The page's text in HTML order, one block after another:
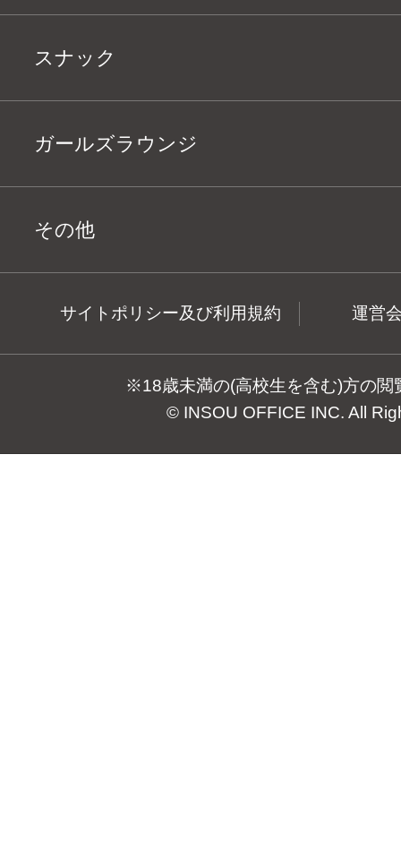
スナック
ガールズラウンジ
その他
サイトポリシー及び利用規約 運営
※18歳未満の(高校生を含む)方の閲
© INSOU OFFICE INC. All